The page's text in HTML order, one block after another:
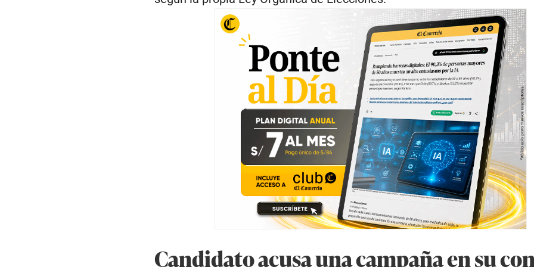
Candidato acusa una campaña en su